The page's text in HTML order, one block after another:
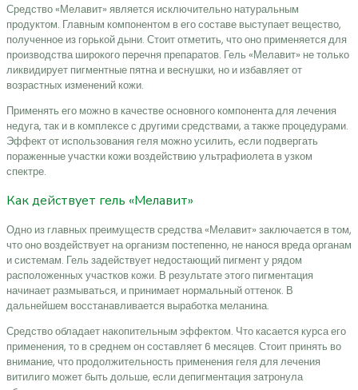
Средство «Мелавит» является исключительно натуральным
продуктом. Главным компонентом в его составе выступает вещество,
полученное из горькой дыни. Стоит отметить, что оно применяется для
производства широкого перечня препаратов. Гель «Мелавит» не только
ликвидирует пигментные пятна и веснушки, но и избавляет от
возрастных изменений кожи.
Применять его можно в качестве основного компонента для лечения
недуга, так и в комплексе с другими средствами, а также процедурами.
Эффект от использования геля можно усилить, если подвергать
пораженные участки кожи воздействию ультрафиолета в узком
спектре.
Как действует гель «Мелавит»
Одно из главных преимуществ средства «Мелавит» заключается в том,
что оно воздействует на организм постепенно, не нанося вреда органам
и системам. Гель задействует недостающий пигмент у рядом
расположенных участков кожи. В результате этого пигментация
начинает размываться, и принимает нормальный оттенок. В
дальнейшем восстанавливается выработка меланина.
Средство обладает накопительным эффектом. Что касается курса его
применения, то в среднем он составляет 6 месяцев. Стоит принять во
внимание, что продолжительность применения геля для лечения
витилиго может быть дольше, если депигментация затронула